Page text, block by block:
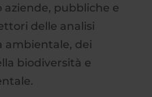
aziende, pubbliche e
delle analisi
ambientale, dei
biodiversità e